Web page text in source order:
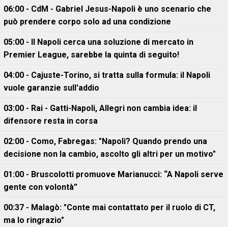
06:00 - CdM - Gabriel Jesus-Napoli è uno scenario che
può prendere corpo solo ad una condizione
05:00 - Il Napoli cerca una soluzione di mercato in
Premier League, sarebbe la quinta di seguito!
04:00 - Cajuste-Torino, si tratta sulla formula: il Napoli
vuole garanzie sull'addio
03:00 - Rai - Gatti-Napoli, Allegri non cambia idea: il
difensore resta in corsa
02:00 - Como, Fabregas: "Napoli? Quando prendo una
decisione non la cambio, ascolto gli altri per un motivo"
01:00 - Bruscolotti promuove Marianucci: “A Napoli serve
gente con volontà”
00:37 - Malagò: "Conte mai contattato per il ruolo di CT,
ma lo ringrazio"